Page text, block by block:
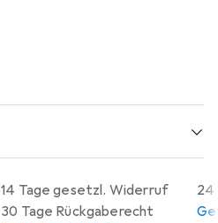
14 Tage gesetzl. Widerruf
30 Tage Rückgaberecht
24